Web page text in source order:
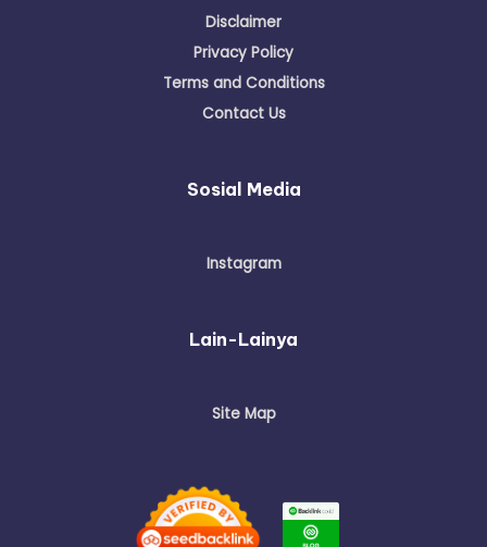
Disclaimer
Privacy Policy
Terms and Conditions
Contact Us
Sosial Media
Instagram
Lain-Lainya
Site Map